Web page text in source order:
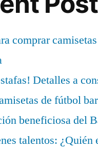
comprar
Detalles a
de fútbol
beneficiosa del
talentos: ¿Quién